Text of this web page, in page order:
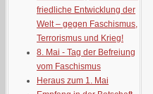
friedliche Entwicklung der
Welt – gegen Faschismus,
Terrorismus und Krieg!
8. Mai - Tag der Befreiung
vom Faschismus
Heraus zum 1. Mai